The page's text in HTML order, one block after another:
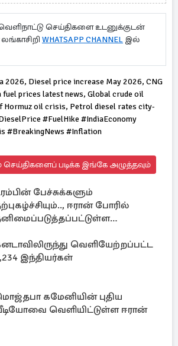
செய்திகளை உடனுக்குடன்
WHATSAPP CHANNEL இல்
2026, Diesel price increase May 2026, CNG
prices latest news, Global crude oil
Hormuz oil crisis, Petrol diesel rates city-
#FuelHike #IndiaEconomy
#BreakingNews #Inflation
படிக்க இங்கே அழுத்தவும்
பேச்சுக்களும்
ஈரான் போரில்
வெளியேற்றப்பட்ட
இந்தியர்கள்
கமேனியின் புதிய
வெளியிட்டுள்ள ஈரான்